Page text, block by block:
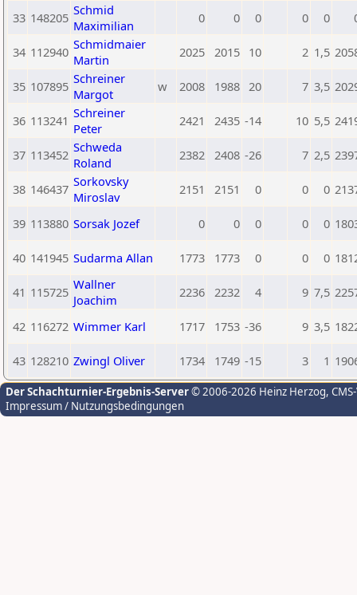
33 148205 Schmid
Maximilian
0 0 0 0 0
34 112940 Schmidmaier
Martin
2025 2015 10 2 1,5
35 107895 Schreiner
Margot
w 2008 1988 20 7 3,5
36 113241 Schreiner
Peter
2421 2435 -14 10 5,5
37 113452 Schweda
Roland
2382 2408 -26 7 2,5
38 146437 Sorkovsky
Miroslav
2151 2151 0 0 0
39 113880 Sorsak Jozef 0 0 0 0 0
40 141945 Sudarma Allan 1773 1773 0 0 0
41 115725 Wallner
Joachim
2236 2232 4 9 7,5
42 116272 Wimmer Karl 1717 1753 -36 9 3,5
43 128210 Zwingl Oliver 1734 1749 -15 3 1
Der Schachturnier-Ergebnis-Server© 2006-2026 Heinz Herzog,
Impressum / Nutzungsbedingungen